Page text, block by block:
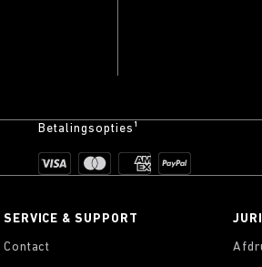
Betalingsopties¹
SERVICE & SUPPORT
Contact